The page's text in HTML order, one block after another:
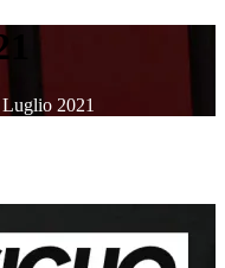
2021